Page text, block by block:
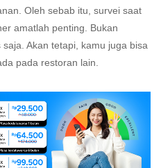
Oleh sebab itu, survei saat
amatlah penting. Bukan
Akan tetapi, kamu juga bisa
pada restoran lain.